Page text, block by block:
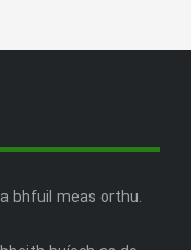
bhfuil meas orthu.